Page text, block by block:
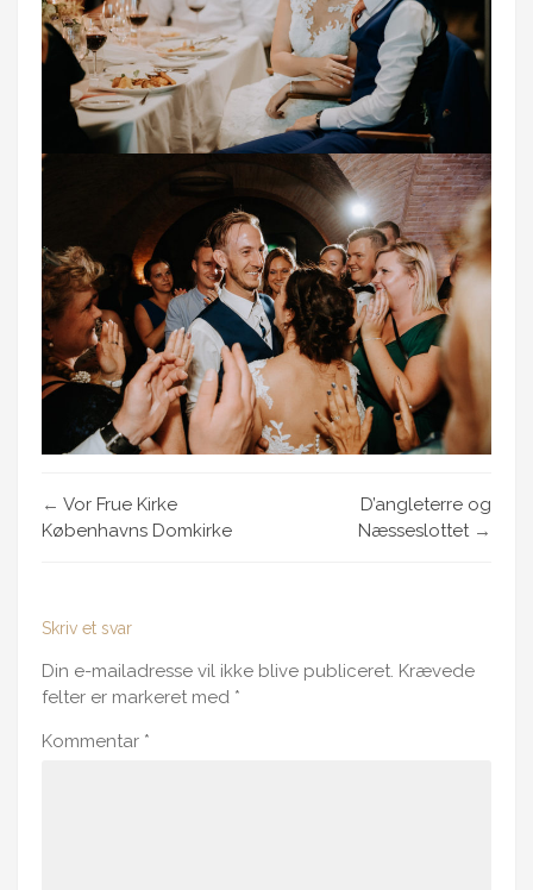
← Vor Frue Kirke
Københavns Domkirke
D’angleterre og
Næsseslottet →
Skriv et svar
Din e-mailadresse vil ikke blive publiceret. Krævede
felter er markeret med *
Kommentar *